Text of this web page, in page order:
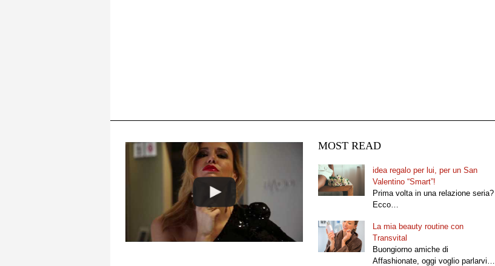
MOST READ
idea regalo per lui, per un San
Valentino “Smart”!
Prima volta in una relazione seria?
Ecco…
La mia beauty routine con
Transvital
Buongiorno amiche di
Affashionate, oggi voglio parlarvi…